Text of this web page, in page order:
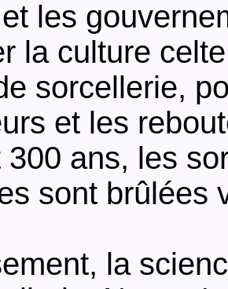
les
la culture
sorcellerie,
et les
300 ans, les
sont brûlées
la